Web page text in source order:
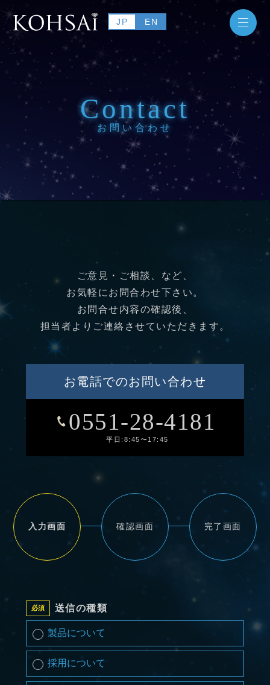
JP EN
Contact
お問い合わせ
ご意見・ご相談、など、
お気軽にお問合わせ下さい。
お問合せ内容の確認後、
担当者よりご連絡させていただきます。
お電話でのお問い合わせ
0551-28-4181
平日:8:45〜17:45
入力画面 確認画面 完了画面
送信の種類
製品について
採用について